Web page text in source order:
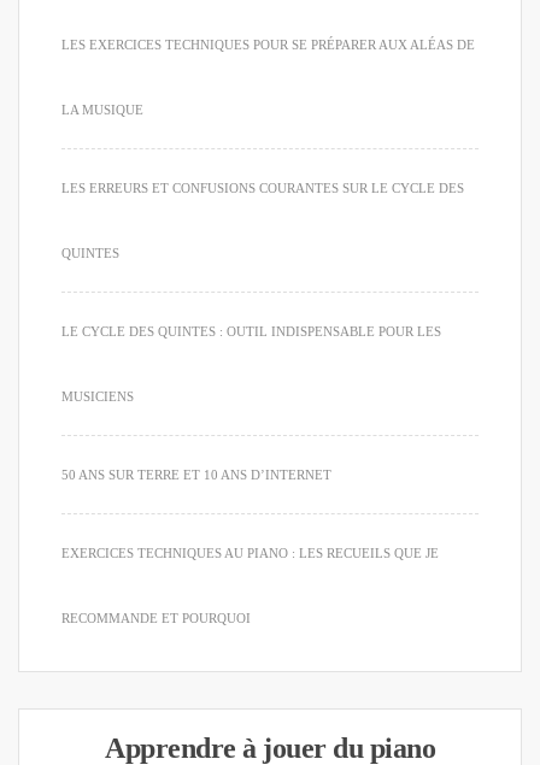
LES EXERCICES TECHNIQUES POUR SE PRÉPARER AUX ALÉAS DE
LA MUSIQUE
LES ERREURS ET CONFUSIONS COURANTES SUR LE CYCLE DES
QUINTES
LE CYCLE DES QUINTES : OUTIL INDISPENSABLE POUR LES
MUSICIENS
50 ANS SUR TERRE ET 10 ANS D’INTERNET
EXERCICES TECHNIQUES AU PIANO : LES RECUEILS QUE JE
RECOMMANDE ET POURQUOI
Apprendre à jouer du piano